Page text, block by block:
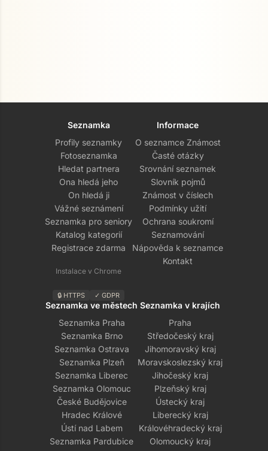
Seznamka
Profily seznamky
Fotoseznamka
Hledat partnera
Ona hledá jeho
On hledá ji
Vážné seznámení
Seznamka pro seniory
Katalog kategorií
Registrace zdarma
Instalace v Chrome
🔒 HTTPS ✓ GDPR
Informace
O seznamce Známost
Časté otázky
Srovnání seznamek
Slovník pojmů
Známost v číslech
Podmínky užití
Ochrana soukromí
Seznamování
Nápověda k seznamce
Kontakt
Seznamka ve městech
Seznamka Praha
Seznamka Brno
Seznamka Ostrava
Seznamka Plzeň
Seznamka Liberec
Seznamka Olomouc
České Budějovice
Hradec Králové
Ústí nad Labem
Seznamka Pardubice
Seznamka v krajích
Praha
Středočeský kraj
Jihomoravský kraj
Moravskoslezský kraj
Jihočeský kraj
Plzeňský kraj
Ústecký kraj
Liberecký kraj
Královéhradecký kraj
Olomoucký kraj